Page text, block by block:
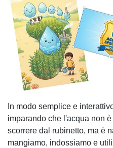
In modo semplice e
imparando che l'acqua non
scorrere dal rubinetto, ma è
mangiamo, indossiamo e